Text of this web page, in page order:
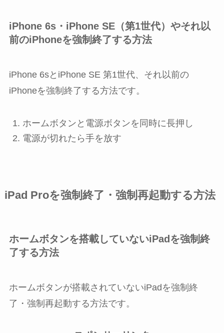
iPhone 6s・iPhone SE（第1世代）やそれ以
前のiPhoneを強制終了する方法
iPhone 6sとiPhone SE 第1世代、それ以前の
iPhoneを強制終了する方法です。
ホームボタン と 電源ボタンを同時に長押し
電源が切れたら手を放す
iPad Proを強制終了・強制再起動する方法
ホームボタンを搭載していないiPadを強制終
了する方法
ホームボタンが搭載されていないiPadを強制終
了・強制再起動する方法です。